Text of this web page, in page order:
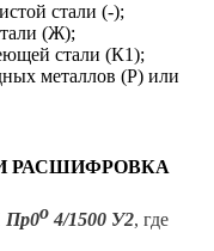
стали (-);
(Ж);
стали (К1);
металлов (Р) или
РАСШИФРОВКА
Пр0о 4/1500 У2, где